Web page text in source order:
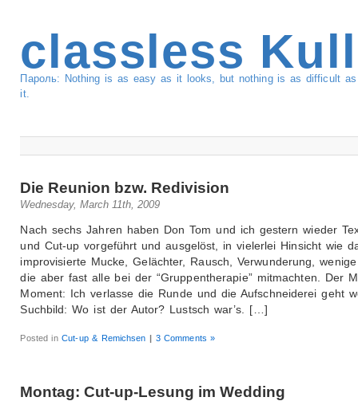
classless
Пароль: Nothing is as easy as it looks, but nothing is as difficult
it.
Die Reunion bzw. Redivision
Wednesday, March 11th, 2009
Nach sechs Jahren haben Don Tom und ich gestern wieder
und Cut-up vorgeführt und ausgelöst, in vielerlei Hinsicht wie
improvisierte Mucke, Gelächter, Rausch, Verwunderung,
die aber fast alle bei der “Gruppentherapie” mitmachten. Der
Moment: Ich verlasse die Runde und die Aufschneiderei geht
Suchbild: Wo ist der Autor? Lustsch war’s. […]
Posted inCut-up & Remichsen | 3 Comments »
Montag: Cut-up-Lesung im Wedding